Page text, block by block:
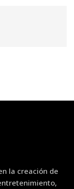
la creación de